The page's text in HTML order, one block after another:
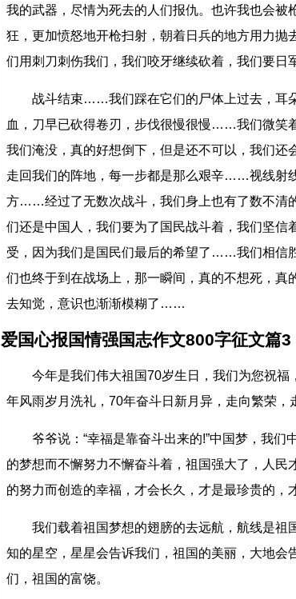
我的武器，尽情为死去的人们报仇。也许我也会被
狂，更加愤怒地开枪扫射，朝着日兵的地方用力抛
们用刺刀刺伤我们，我们咬牙继续砍着，我们要日
战斗结束……我们踩在它们的尸体上过去，耳
血，刀早已砍得卷刃，步伐很慢很慢……我们微
我们淹没，真的好想倒下，但是还不可以，我们
走回我们的阵地，每一步都是那么艰辛……视线射
方……经过了无数次战斗，我们身上也有了数不清
们还是中国人，我们要为了国民战斗着，我们坚信
受，因为我们是国民们最后的希望了……我们相
们也终于到在战场上，那一瞬间，真的不想死，真
去知觉，意识也渐渐模糊了……
爱国心报国情强国志作文800字征文篇3
今年是我们伟大祖国70岁生日，我们为您祝
年风雨岁月洗礼，70年奋斗日新月异，走向繁荣，
爷爷说：“幸福是靠奋斗出来的!”中国梦，我们
的梦想而不懈努力不懈奋斗着，祖国强大了，人民
的努力而创造的幸福，才会长久，才是最珍贵的，
我们载着祖国梦想的翅膀的去远航，航线是祖
知的星空，星星会告诉我们，祖国的美丽，大地会
们，祖国的富饶。